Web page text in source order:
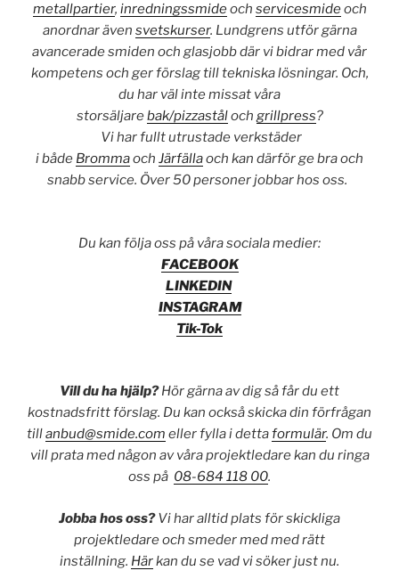
metallpartier, inredningssmideoch servicesmideoch
anordnar även svetskurser. Lundgrens utför gärna
avancerade smiden och glasjobb där vi bidrar med vår
kompetens och ger förslag till tekniska lösningar. Och,
du har väl inte missat våra
storsäljarebak/pizzaståloch grillpress?
Vi har fullt utrustade verkstäder
i både Brommaoch Järfällaoch kan därför ge bra och
snabb service. Över 50 personer jobbar hos oss.
Du kan följa oss på våra sociala medier:
FACEBOOK
LINKEDIN
INSTAGRAM
Tik-Tok
Vill du ha hjälp?Hör gärna av dig så får du ett
kostnadsfritt förslag. Du kan också skicka din förfrågan
tillanbud@smide.com eller fylla i dettaformulär. Om du
vill prata med någon av våra projektledare kan du ringa
oss på 08-684 118 00.
Jobba hos oss?Vi har alltid plats för skickliga
projektledare och smeder med med rätt
inställning. Härkan du se vad vi söker just nu.